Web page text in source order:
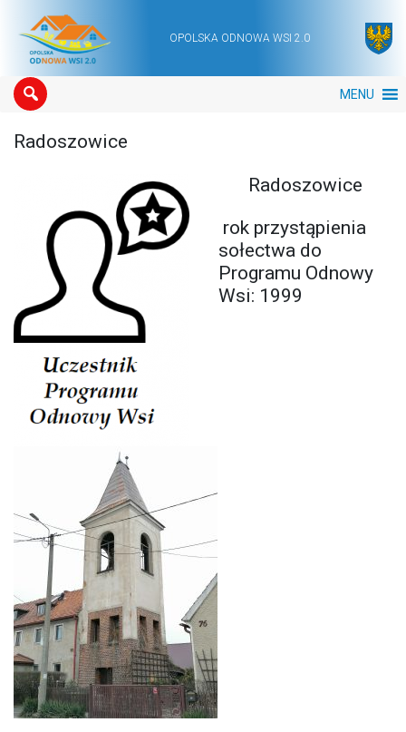
Main NavigationOPOLSKA ODNOWA WSI 2.0
MENU
Radoszowice
Radoszowice
rok przystąpienia
sołectwa do
Programu Odnowy
Wsi: 1999